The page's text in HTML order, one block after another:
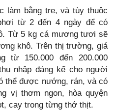
làm bằng tre, và tùy thuộc
từ 2 đến 4 ngày để có
Từ 5 kg cá mương tươi sẽ
khô. Trên thị trường, giá
từ 150.000 đến 200.000
nhập đáng kể cho người
thể được nướng, rán, và có
vị thơm ngon, hòa quyện
cay trong từng thớ thịt.